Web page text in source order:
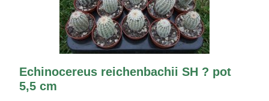
Echinocereus reichenbachii SH ? pot
5,5 cm